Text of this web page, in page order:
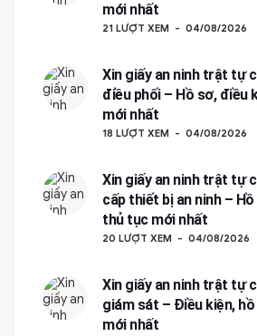
mới nhất
21 LƯỢT XEM 04/08/2026
Xin giấy an ninh trật tự
điều phối – Hồ sơ, điều
mới nhất
18 LƯỢT XEM 04/08/2026
Xin giấy an ninh trật tự
cấp thiết bị an ninh –
thủ tục mới nhất
20 LƯỢT XEM 04/08/2026
Xin giấy an ninh trật tự
giám sát – Điều kiện,
mới nhất